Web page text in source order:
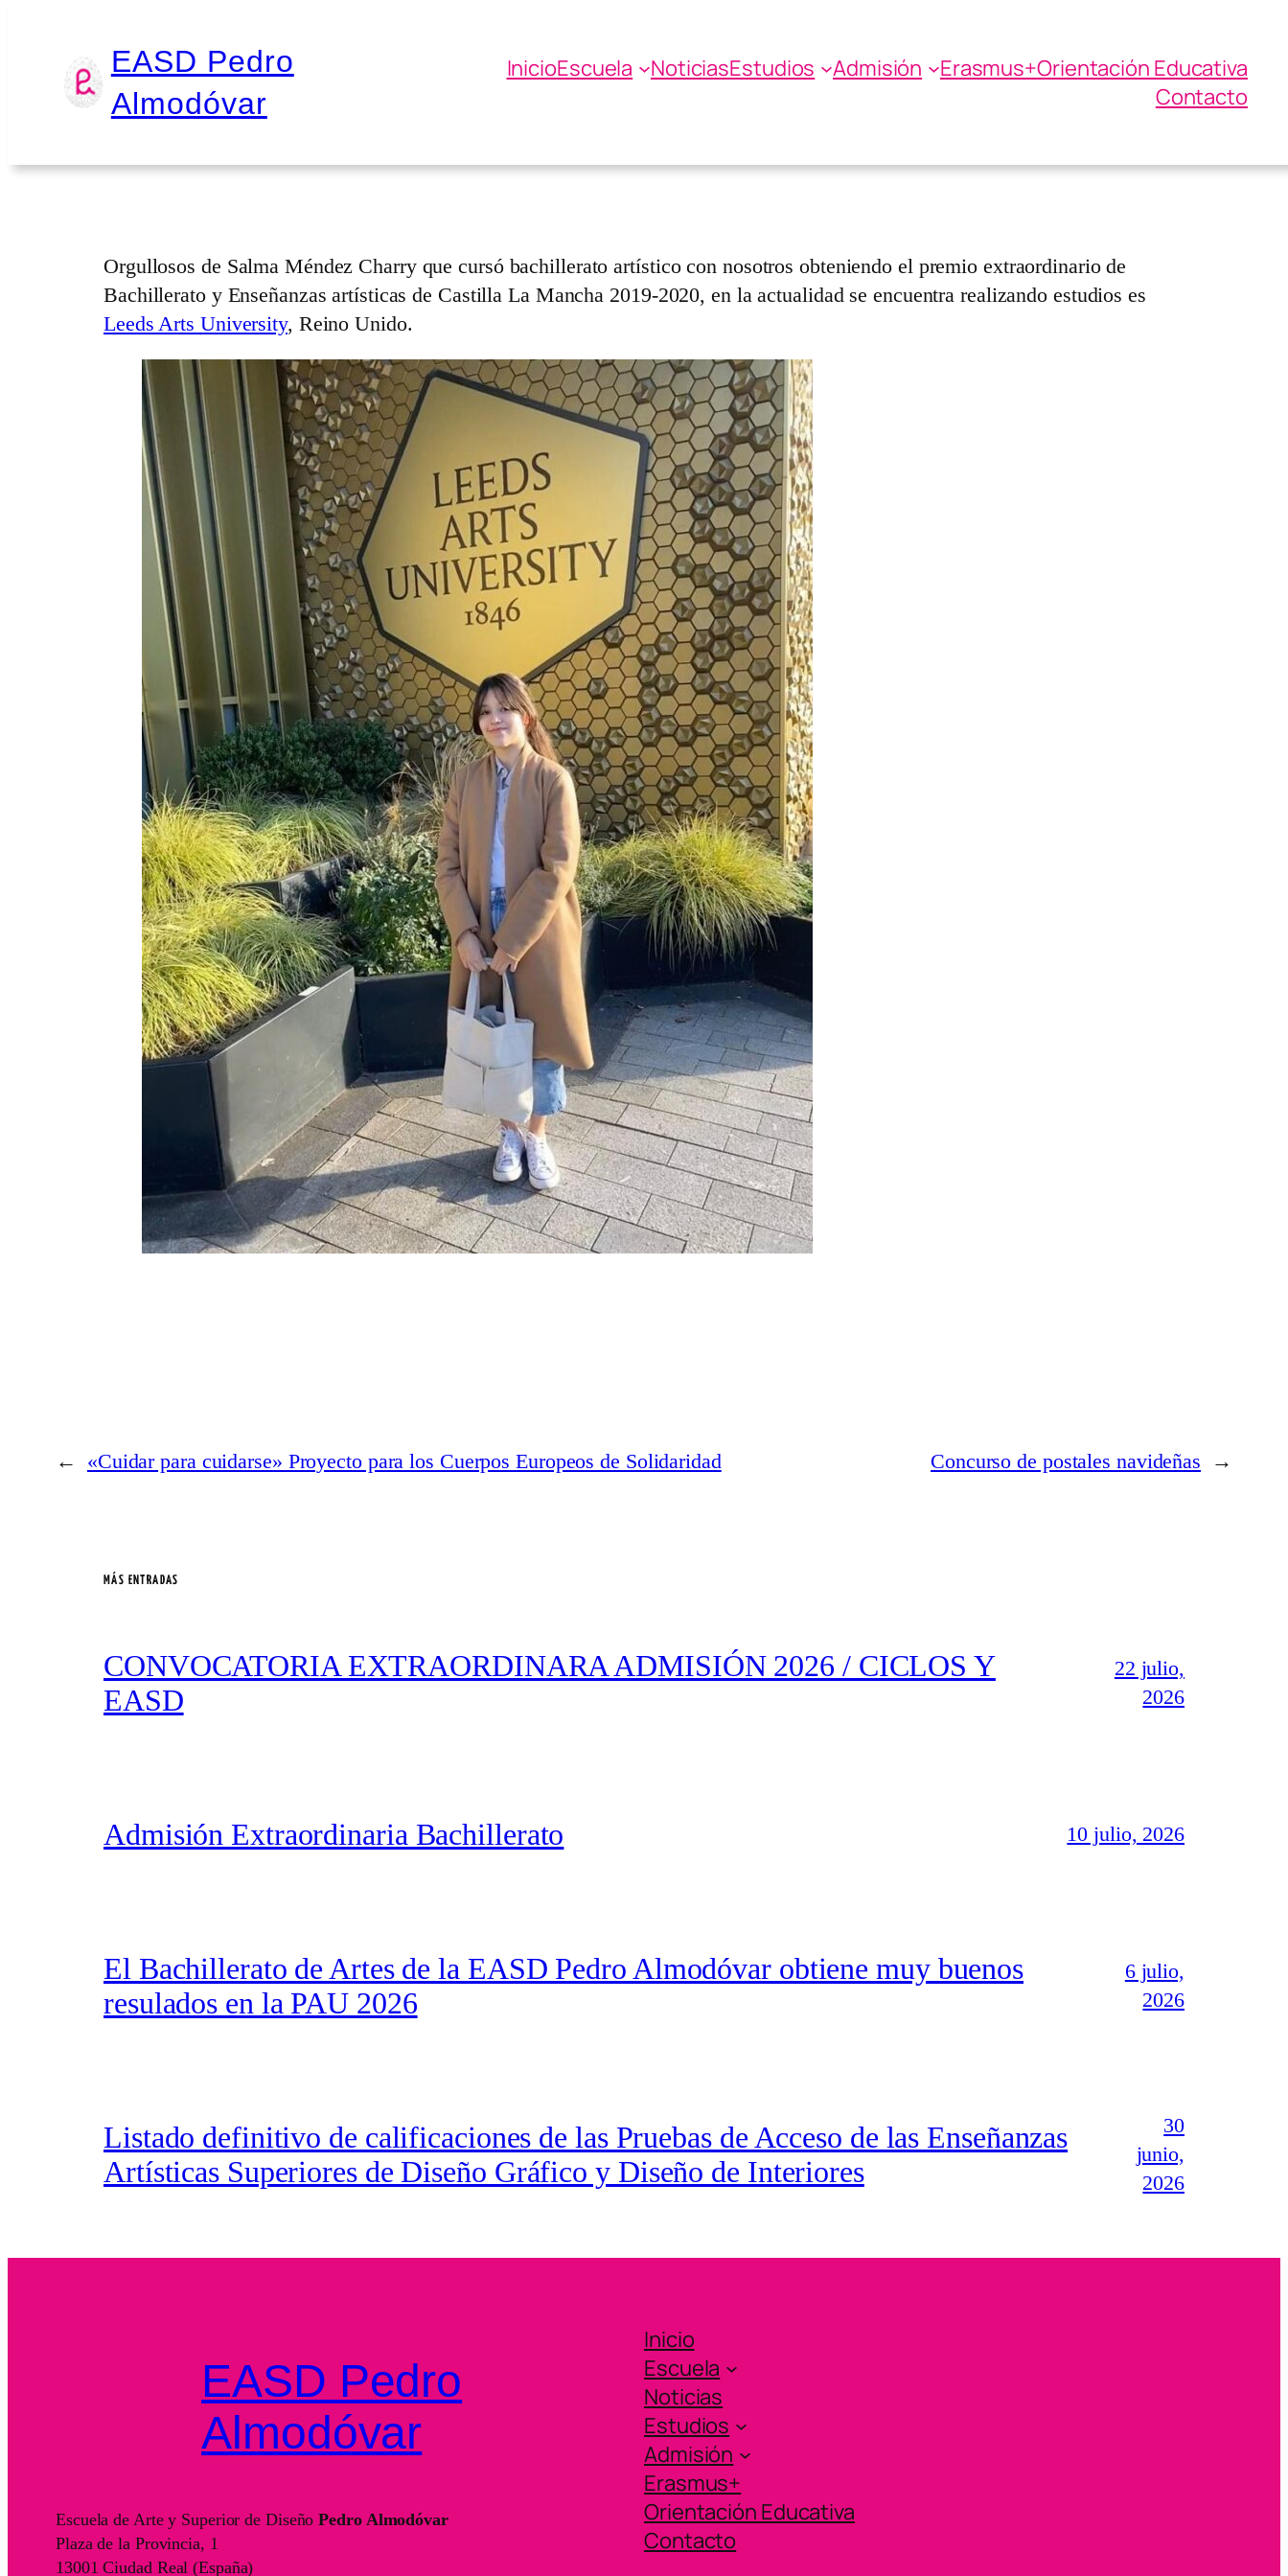
contenido
EASD Pedro
Almodóvar
InicioEscuela NoticiasEstudios Admisión Erasmus+Orientación Educativa
Contacto
Salma Méndez Charry en Leeds Arts University
Orgullosos de Salma Méndez Charry que cursó bachillerato artístico con nosotros obteniendo el premio extraordinario de
Bachillerato y Enseñanzas artísticas de Castilla La Mancha 2019-2020, en la actualidad se encuentra realizando estudios es
Leeds Arts University, Reino Unido.
← «Cuidar para cuidarse» Proyecto para los Cuerpos Europeos de Solidaridad Concurso de postales navideñas →
MÁS ENTRADAS
CONVOCATORIA EXTRAORDINARA ADMISIÓN 2026 / CICLOS Y
EASD
22 julio,
2026
Admisión Extraordinaria Bachillerato 10 julio, 2026
El Bachillerato de Artes de la EASD Pedro Almodóvar obtiene muy buenos
resulados en la PAU 2026
6 julio,
2026
Listado definitivo de calificaciones de las Pruebas de Acceso de las Enseñanzas
Artísticas Superiores de Diseño Gráfico y Diseño de Interiores
30
junio,
2026
EASD Pedro
Almodóvar
Escuela de Arte y Superior de DiseñoPedro Almodóvar
Plaza de la Provincia, 1
13001 Ciudad Real (España)
Inicio
Escuela
Noticias
Estudios
Admisión
Erasmus+
Orientación Educativa
Contacto